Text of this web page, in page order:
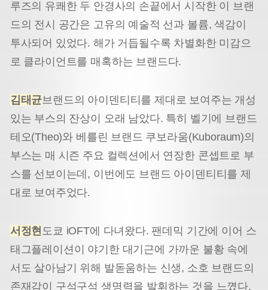
루즈의 유쾌한 두 안경사의 손끝에서 시작한 이 브랜
드의 전시 공간은 고유의 예술적 선과 볼륨, 색감이
투사되어 있었다. 해가 거듭될수록 차별화한 미감으
로 클라이언트를 매혹하는 브랜드다.
김태균브랜드의 아이덴티티를 제대로 보여주는 개성
있는 부스의 잔상이 오래 남았다. 특히 벨기에 브랜드
테오(Theo)와 베를린 브랜드 쿠보라움(Kuboraum)의
부스는 매 시즌 주요 컬렉션에서 연장한 콘셉트로 부
스를 선보이는데, 이번에도 브랜드 아이덴티티를 제
대로 보여주었다.
서정현도쿄 iOFT에 다녀왔다. 팬데믹 기간에 이어 스
태그플레이션이 야기한 대기근에 가까운 불황 속에
서도 살아남기 위해 발돋움하는 신생, 소호 브랜드의
존재감이 구석구석 생명력을 발휘하는 것을 느꼈다.